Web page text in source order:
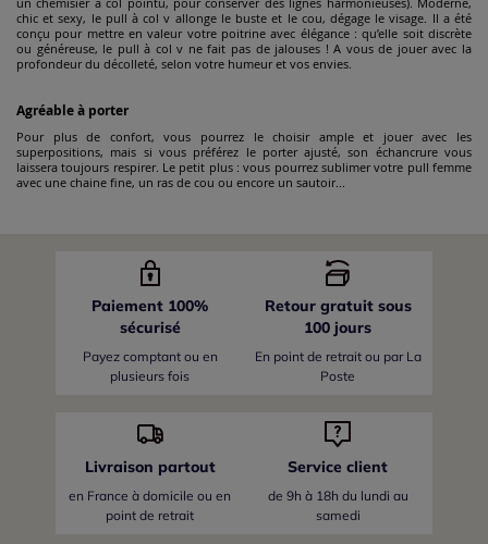
chic et sexy, le pull à col v allonge le buste et le cou, dégage le visage. Il a été
conçu pour mettre en valeur votre poitrine avec élégance : qu’elle soit discrète
ou généreuse, le pull à col v ne fait pas de jalouses ! A vous de jouer avec la
profondeur du décolleté, selon votre humeur et vos envies.
Agréable à porter
Pour plus de confort, vous pourrez le choisir ample et jouer avec les
superpositions, mais si vous préférez le porter ajusté, son échancrure vous
laissera toujours respirer. Le petit plus : vous pourrez sublimer votre pull femme
avec une chaine fine, un ras de cou ou encore un sautoir...
Paiement 100%
sécurisé
Payez comptant ou en
plusieurs fois
Retour gratuit sous
100 jours
En point de retrait ou par La
Poste
Livraison partout
en France à domicile ou en
point de retrait
Service client
de 9h à 18h du lundi au
samedi